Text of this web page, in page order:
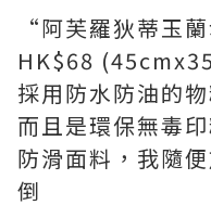
“阿芙羅狄蒂玉
HK$68
採用防水防油的
而且是環保無毒
防滑面料，我隨
倒